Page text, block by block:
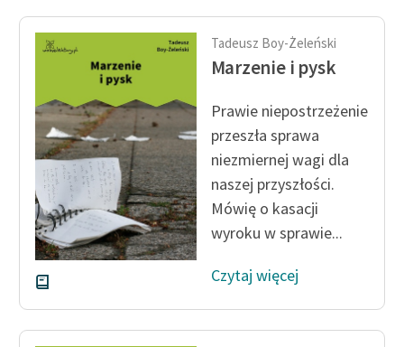
Tadeusz Boy-Żeleński
Marzenie i pysk
Prawie niepostrzeżenie
przeszła sprawa
niezmiernej wagi dla
naszej przyszłości.
Mówię o kasacji
wyroku w sprawie...
Czytaj więcej